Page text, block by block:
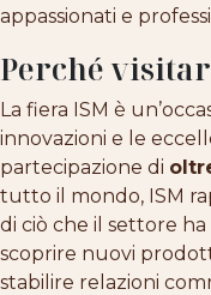
appassionati e
Perché
La fiera ISM è
innovazioni e le
partecipazione di
tutto il mondo, ISM
di ciò che il settore
scoprire nuovi
stabilire relazioni